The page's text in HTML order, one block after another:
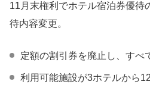
11月末権利でホテル宿泊券優待
待内容変更。
定額の割引券を廃止し、すべ
利用可能施設が3ホテルから